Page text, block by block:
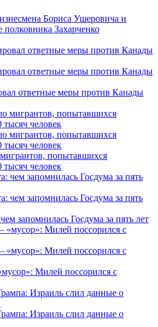
Бориса Ушеровича и
Захарченко
ответные меры против Канады
попытавшихся
тысяч человек
запомнилась Госдума за пять лет
Милей поссорился с